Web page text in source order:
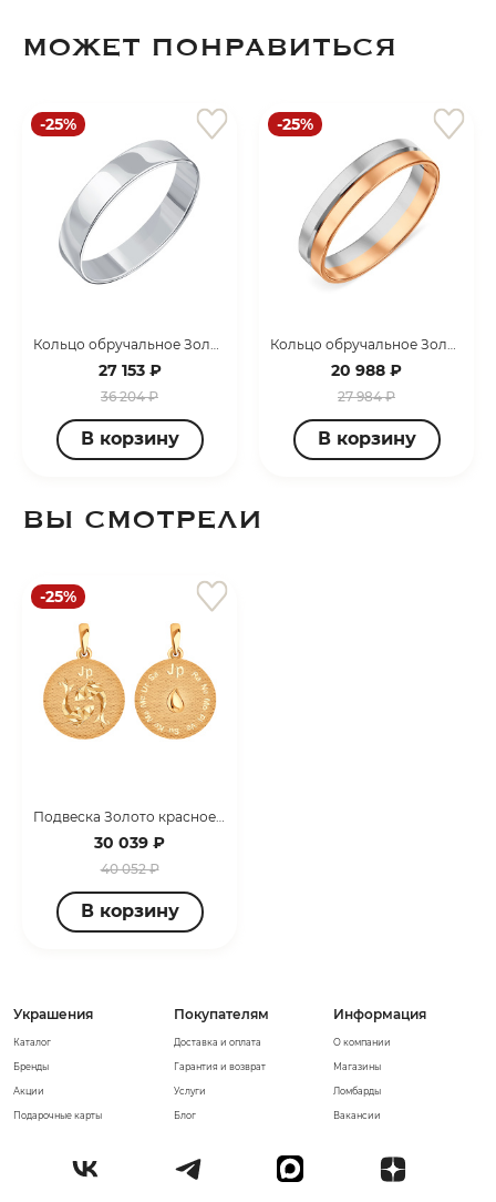
МОЖЕТ ПОНРАВИТЬСЯ
-25%
Кольцо обручальное Золото белое Т300613928
27 153 ₽
36 204 ₽
В корзину
-25%
Кольцо обручальное Золото красное Т130619021
20 988 ₽
27 984 ₽
В корзину
ВЫ СМОТРЕЛИ
-25%
Подвеска Золото красное Т100035960
30 039 ₽
40 052 ₽
В корзину
Информация
О компании
Магазины
Ломбарды
Вакансии
Украшения
Каталог
Бренды
Акции
Подарочные карты
Покупателям
Доставка и оплата
Гарантия и возврат
Услуги
Блог
раз в 2 недели